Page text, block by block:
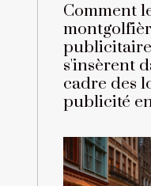
Comment
s'insèrent
cadre des
publicité